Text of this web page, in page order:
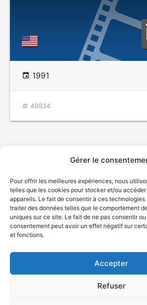
Gérer le
Pour offrir les meilleures expériences, nous
telles que les cookies pour stocker et/ou
appareils. Le fait de consentir à ces technologies
traiter des données telles que le comportement
uniques sur ce site. Le fait de ne pas consentir
consentement peut avoir un effet négatif sur
et fonctions.
Accepter
Refuser
1991
49934
© Gouvernement du
Plan du site
Accessibilité
Accès à l'information
Déclaration de services